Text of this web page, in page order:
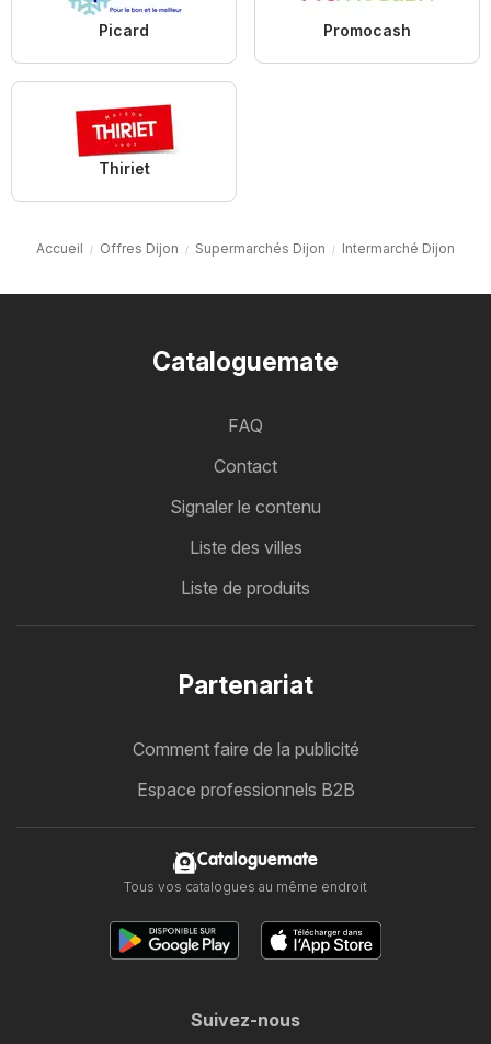
Picard Promocash
Thiriet
Accueil Offres Dijon Supermarchés Dijon Intermarché Dijon
Cataloguemate
FAQ
Contact
Signaler le contenu
Liste des villes
Liste de produits
Partenariat
Comment faire de la publicité
Espace professionnels B2B
Cataloguemate
Tous vos catalogues au même endroit
Suivez-nous